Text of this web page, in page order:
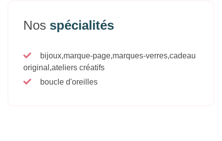
Nos spécialités
bijoux,marque-page,marques-verres,cadeau
original,ateliers créatifs
boucle d'oreilles